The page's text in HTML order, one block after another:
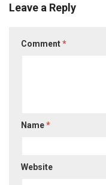
Leave a Reply
Comment*
Name*
Website